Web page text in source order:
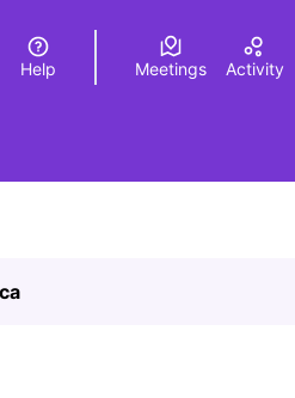
Elegir el idiomaChoose language
Help Meetings Activity